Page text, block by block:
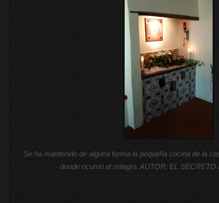
Se ha mantenido de alguna forma la pequeña cocina de la
donde ocurrió el milagro. AUTOR: EL SECRETO